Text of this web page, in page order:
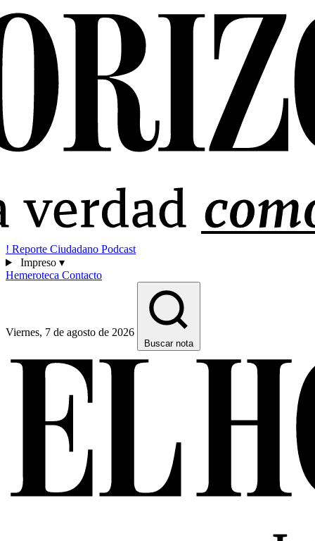
! Reporte Ciudadano Podcast
Impreso ▾
Hemeroteca Contacto
Viernes, 7 de agosto de 2026
Buscar nota